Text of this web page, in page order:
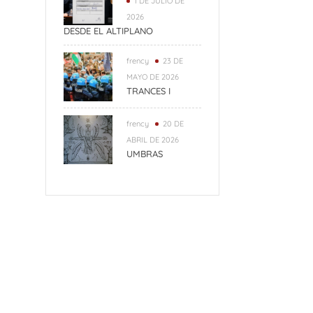
2026
DESDE EL ALTIPLANO
frency
23 DE
MAYO DE 2026
TRANCES I
frency
20 DE
ABRIL DE 2026
UMBRAS